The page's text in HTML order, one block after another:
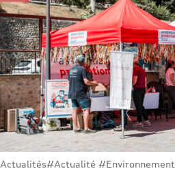
Actualités#Actualité #Environnement